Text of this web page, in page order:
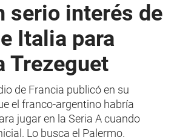
serio interés de
Italia para
Trezeguet
de Francia publicó en su
el franco-argentino habría
jugar en la Seria A cuando
Lo busca el Palermo.